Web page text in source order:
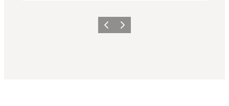
Forrige billede
Næste billede